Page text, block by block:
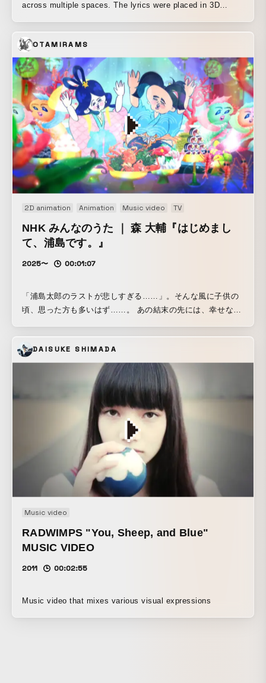
across multiple spaces. The lyrics were placed in 3D
controlled procedurally. In post-production, we employed
databend techniques that intervene in the very structure of
the video codec, pursuing the material texture hidden
within digital media and the aesthetics of glitch.
OTAMIRAMS
2D animation Animation Music video TV
NHK みんなのうた ｜ 森 大輔『はじめまし
て、浦島です。』
2025〜 00:01:07
「浦島太郎のラストが悲しすぎる……」。そんな風に子供の
頃、思った方も多いはず……。 あの結末の先には、幸せな物
グライターの森大輔さんが、浦島太郎のセカンドライフをポ
ップにユーモアたっぷりに歌い上げます。映像を手がけるの
は、水曜日のカンパネラ「桃太郎」、tofubeats「恋とミサイ
ル」のMVを初め、CM、短編映画、絵本など多彩なジャンル
で活躍するクリエイティブ・ユニット、オタミラムズ。 【
アニメーション：オタミラムズ さんより 】 《 浦島 太郎は
老人となった後、一体全体どうなったのか？ 》 日本全国民
の長年の疑問を晴らすべく、物語の続きを森 大輔さんによる
楽曲で、我々オタミラムズがアニメーション化する機会をい
ただきました。 誰しもが生き続ければ、やがて迎えるセカン
ドライフに対し、我々オタミラムズは趣向を凝らした末に、
「浦島がみんなのために“手伝い事”をするようになったら、
フを獲ることができた世界線」というログラインに、まとめ
ることができました。 また、浦島の代名詞である“老化”を活
て貰えたら嬉しいです……。「日本全国民にとって、最高最
と、“星に願いを込めた”アニメーションです！
DAISUKE SHIMADA
Music video
RADWIMPS "You, Sheep, and Blue"
MUSIC VIDEO
2011 00:02:55
Music video that mixes various visual expressions